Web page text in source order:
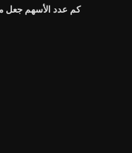
كم عدد الأسهم جعل